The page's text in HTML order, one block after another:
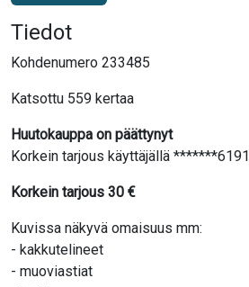
Tiedot
Kohdenumero 233485
Katsottu 559 kertaa
Huutokauppa on päättynyt
Korkein tarjous käyttäjällä *******6191
Korkein tarjous 30 €
Kuvissa näkyvä omaisuus mm:
- kakkutelineet
- muoviastiat